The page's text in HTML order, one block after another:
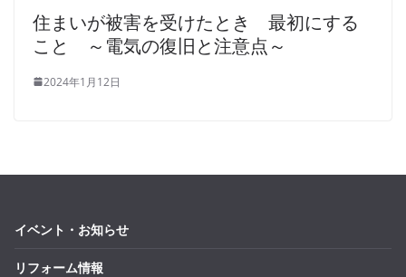
住まいが被害を受けたとき 最初にする
こと ～電気の復旧と注意点～
2024年1月12日
イベント・お知らせ
リフォーム情報